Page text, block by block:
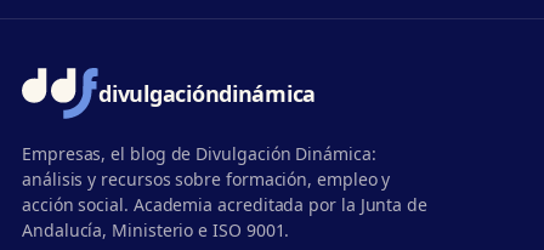
divulgacióndinámica
Empresas, el blog de Divulgación Dinámica:
análisis y recursos sobre formación, empleo y
acción social. Academia acreditada por la Junta de
Andalucía, Ministerio e ISO 9001.